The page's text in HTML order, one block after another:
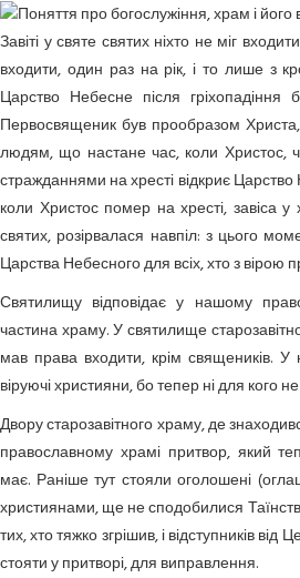
Завіті у святе святих ніхто не міг
входити, один раз на рік, і то лише з
Царство Небесне після
Первосвященик був прообразом
людям, що настане час, коли Христос,
стражданнями на хресті відкриє
коли Христос помер на хресті, завіса у
святих, розірвалася навпіл: з цього
Царства Небесного для всіх, хто з вірою
Святилищу відповідає у нашому
частина храму. У святилище
мав права входити, крім священиків.
віруючі християни, бо тепер ні для кого
Двору старозавітного храму, де
православному храмі притвор, який
має. Раніше тут стояли оголошені
християнами, ще не сподобилися
тих, хто тяжко згрішив, і відступників
стояти у притворі, для виправлення.